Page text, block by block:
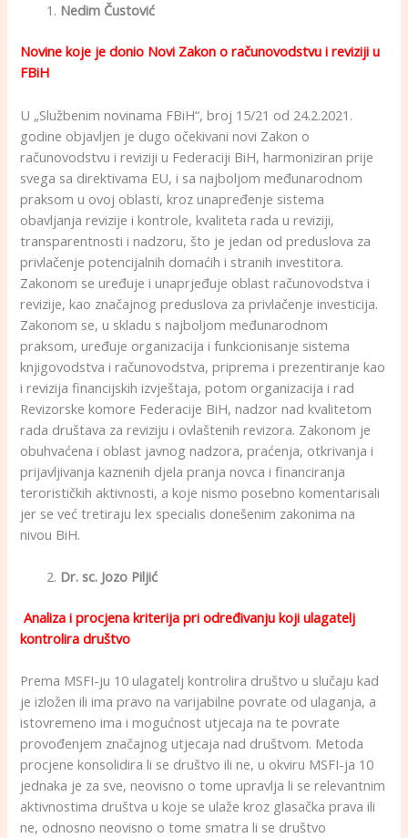
Nedim Čustović
Novine koje je donio Novi Zakon o računovodstvu i reviziji u
FBiH
U „Službenim novinama FBiH“, broj 15/21 od 24.2.2021.
godine objavljen je dugo očekivani novi Zakon o
računovodstvu i reviziji u Federaciji BiH, harmoniziran prije
svega sa direktivama EU, i sa najboljom međunarodnom
praksom u ovoj oblasti, kroz unapređenje sistema
obavljanja revizije i kontrole, kvaliteta rada u reviziji,
transparentnosti i nadzoru, što je jedan od preduslova za
privlačenje potencijalnih domaćih i stranih investitora.
Zakonom se uređuje i unaprjeđuje oblast računovodstva i
revizije, kao značajnog preduslova za privlačenje investicija.
Zakonom se, u skladu s najboljom međunarodnom
praksom, uređuje organizacija i funkcionisanje sistema
knjigovodstva i računovodstva, priprema i prezentiranje kao
i revizija financijskih izvještaja, potom organizacija i rad
Revizorske komore Federacije BiH, nadzor nad kvalitetom
rada društava za reviziju i ovlaštenih revizora. Zakonom je
obuhvaćena i oblast javnog nadzora, praćenja, otkrivanja i
prijavljivanja kaznenih djela pranja novca i financiranja
terorističkih aktivnosti, a koje nismo posebno komentarisali
jer se već tretiraju lex specialis donešenim zakonima na
nivou BiH.
Dr. sc. Jozo Piljić
Analiza i procjena kriterija pri određivanju koji ulagatelj
kontrolira društvo
Prema MSFI-ju 10 ulagatelj kontrolira društvo u slučaju kad
je izložen ili ima pravo na varijabilne povrate od ulaganja, a
istovremeno ima i mogućnost utjecaja na te povrate
provođenjem značajnog utjecaja nad društvom. Metoda
procjene konsolidira li se društvo ili ne, u okviru MSFI-ja 10
jednaka je za sve, neovisno o tome upravlja li se relevantnim
aktivnostima društva u koje se ulaže kroz glasačka prava ili
ne, odnosno neovisno o tome smatra li se društvo